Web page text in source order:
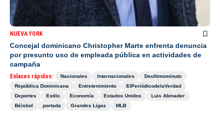
NUEVA YORK
Concejal dominicano Christopher Marte enfrenta denuncia
por presunto uso de empleada pública en actividades de
campaña
Enlaces rápidos: Nacionales Internacionales
Deultimominuto
República Dominicana
Entretenimiento
ElPeriódicodelaVerdad
Deportes
Estilo Economía Estados Unidos
Luis Abinader
Béisbol
portada Grandes Ligas MLB